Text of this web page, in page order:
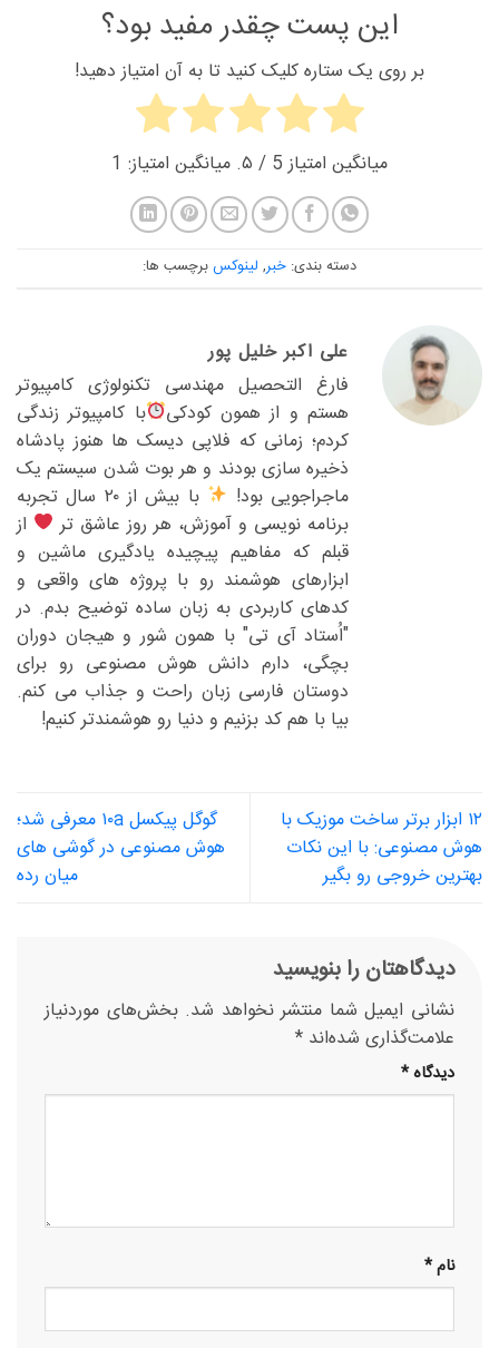
این پست چقدر مفید بود؟
بر روی یک ستاره کلیک کنید تا به آن امتیاز دهید!
میانگین امتیاز5 / ۵. میانگین امتیاز: 1
دسته بندی: خبر, لینوکسبرچسب ها:
علی اکبر خلیل پور
فارغ التحصیل مهندسی تکنولوژی کامپیوتر
هستم و از همون کودکی
با کامپیوتر زندگی
کردم؛ زمانی که فلاپی دیسک ها هنوز پادشاه
ذخیره سازی بودند و هر بوت شدن سیستم یک
ماجراجویی بود!
با بیش از ۲۰ سال تجربه
برنامه نویسی و آموزش، هر روز عاشق تر
از
قبلم که مفاهیم پیچیده یادگیری ماشین و
ابزارهای هوشمند رو با پروژه های واقعی و
کدهای کاربردی به زبان ساده توضیح بدم. در
"اُستاد آی تی" با همون شور و هیجان دوران
بچگی، دارم دانش هوش مصنوعی رو برای
دوستان فارسی زبان راحت و جذاب می کنم.
بیا با هم کد بزنیم و دنیا رو هوشمندتر کنیم!
۱۲ ابزار برتر ساخت موزیک با
هوش مصنوعی: با این نکات
بهترین خروجی رو بگیر
گوگل پیکسل ۱۰a معرفی شد؛
هوش مصنوعی در گوشی های
میان رده
دیدگاهتان را بنویسید
نشانی ایمیل شما منتشر نخواهد شد. بخش‌های موردنیاز
علامت‌گذاری شده‌اند *
دیدگاه*
نام*